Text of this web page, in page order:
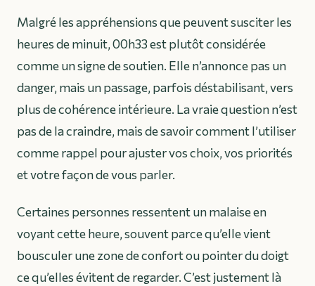
Malgré les appréhensions que peuvent susciter les
heures de minuit, 00h33 est plutôt considérée
comme un signe de soutien. Elle n’annonce pas un
danger, mais un passage, parfois déstabilisant, vers
plus de cohérence intérieure. La vraie question n’est
pas de la craindre, mais de savoir comment l’utiliser
comme rappel pour ajuster vos choix, vos priorités
et votre façon de vous parler.
Certaines personnes ressentent un malaise en
voyant cette heure, souvent parce qu’elle vient
bousculer une zone de confort ou pointer du doigt
ce qu’elles évitent de regarder. C’est justement là